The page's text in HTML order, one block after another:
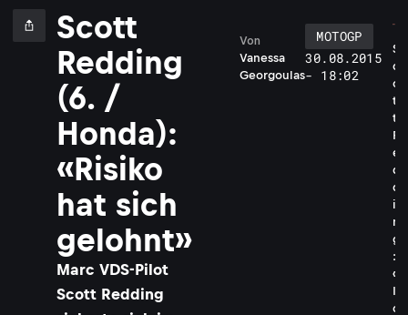
Scott
Redding
(6. /
Honda):
«Risiko
hat sich
gelohnt»
Marc VDS-Pilot
Scott Redding
Vanessa
Georgoulas
Von
MOTOGP
30.08.2015
- 18:02
S
c
o
t
t
R
e
d
d
i
n
g
:
«
I
c